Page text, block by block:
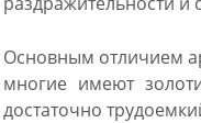
Основным отличием
многие имеют
достаточно